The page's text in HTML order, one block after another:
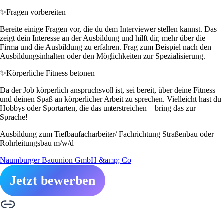
✨Fragen vorbereiten
Bereite einige Fragen vor, die du dem Interviewer stellen kannst. Das
zeigt dein Interesse an der Ausbildung und hilft dir, mehr über die
Firma und die Ausbildung zu erfahren. Frag zum Beispiel nach den
Ausbildungsinhalten oder den Möglichkeiten zur Spezialisierung.
✨Körperliche Fitness betonen
Da der Job körperlich anspruchsvoll ist, sei bereit, über deine Fitness
und deinen Spaß an körperlicher Arbeit zu sprechen. Vielleicht hast du
Hobbys oder Sportarten, die das unterstreichen – bring das zur
Sprache!
Ausbildung zum Tiefbaufacharbeiter/ Fachrichtung Straßenbau oder
Rohrleitungsbau m/w/d
Naumburger Bauunion GmbH &amp; Co
Jetzt bewerben